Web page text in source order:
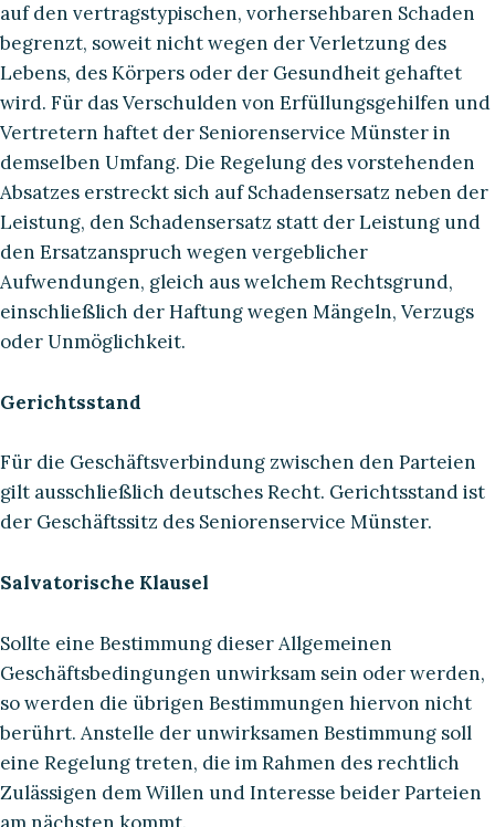
auf den vertragstypischen, vorhersehbaren Schaden
begrenzt, soweit nicht wegen der Verletzung des
Lebens, des Körpers oder der Gesundheit gehaftet
wird. Für das Verschulden von Erfüllungsgehilfen und
Vertretern haftet der Seniorenservice Münster in
demselben Umfang. Die Regelung des vorstehenden
Absatzes erstreckt sich auf Schadensersatz neben der
Leistung, den Schadensersatz statt der Leistung und
den Ersatzanspruch wegen vergeblicher
Aufwendungen, gleich aus welchem Rechtsgrund,
einschließlich der Haftung wegen Mängeln, Verzugs
oder Unmöglichkeit.
Gerichtsstand
Für die Geschäftsverbindung zwischen den Parteien
gilt ausschließlich deutsches Recht. Gerichtsstand ist
der Geschäftssitz des Seniorenservice Münster.
Salvatorische Klausel
Sollte eine Bestimmung dieser Allgemeinen
Geschäftsbedingungen unwirksam sein oder werden,
so werden die übrigen Bestimmungen hiervon nicht
berührt. Anstelle der unwirksamen Bestimmung soll
eine Regelung treten, die im Rahmen des rechtlich
Zulässigen dem Willen und Interesse beider Parteien
am nächsten kommt.